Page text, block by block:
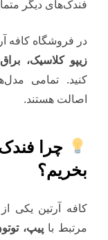
فندک‌های دیگر
در فروشگاه کافه
زیپو کلاسیک،
کنید. تمامی
اصالت هستند.
چرا
بخریم؟
کافه آرتین یکی
مرتبط با پیپ،